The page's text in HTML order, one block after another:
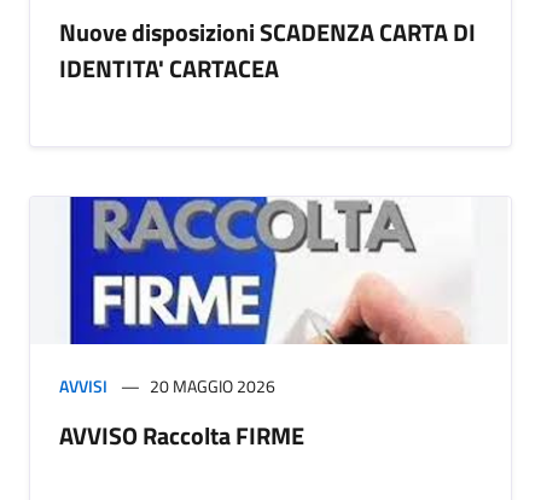
Nuove disposizioni SCADENZA CARTA DI
IDENTITA' CARTACEA
AVVISI 20 MAGGIO 2026
AVVISO Raccolta FIRME